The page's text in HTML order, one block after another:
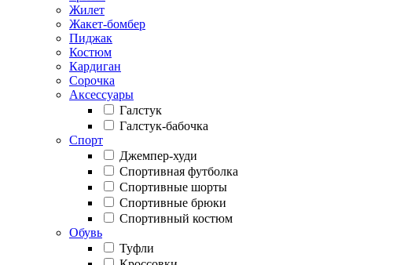
Жилет
Жакет-бомбер
Пиджак
Костюм
Кардиган
Сорочка
Аксессуары
Галстук
Галстук-бабочка
Спорт
Джемпер-худи
Спортивная футболка
Спортивные шорты
Спортивные брюки
Спортивный костюм
Обувь
Туфли